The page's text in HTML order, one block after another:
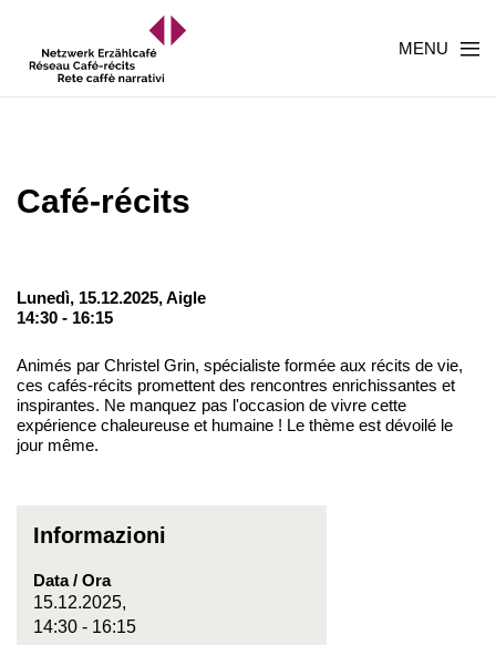
MENU
Café-récits
Lunedì, 15.12.2025,Aigle
14:30 - 16:15
Animés par Christel Grin, spécialiste formée aux récits de vie,
ces cafés-récits promettent des rencontres enrichissantes et
inspirantes. Ne manquez pas l'occasion de vivre cette
expérience chaleureuse et humaine ! Le thème est dévoilé le
jour même.
Informazioni
Data / Ora
15.12.2025,
14:30 - 16:15